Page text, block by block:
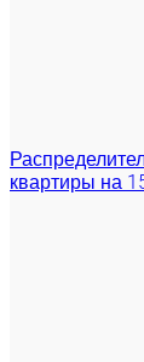
квартиры на